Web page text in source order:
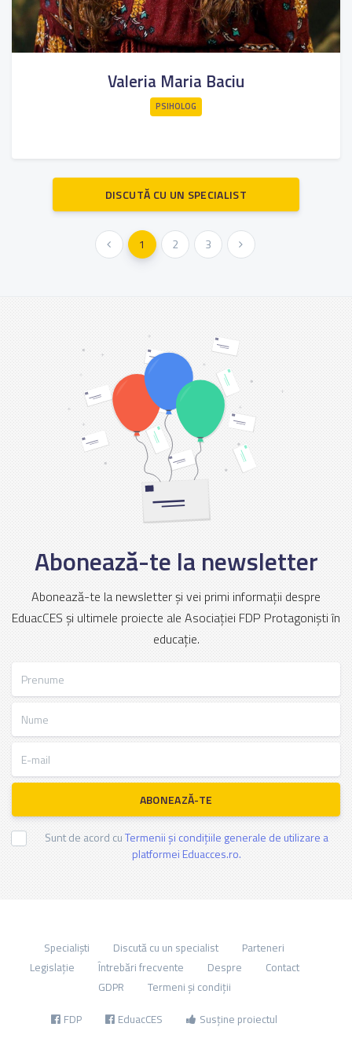
Valeria Maria Baciu
PSIHOLOG
DISCUTĂ CU UN SPECIALIST
« Anterioara1 2 3 Urmatoarea »
Abonează-te la newsletter
Abonează-te la newsletter și vei primi informații despre
EduacCES și ultimele proiecte ale Asociației FDP Protagoniști în
educație.
ABONEAZĂ-TE
Sunt de acord cuTermenii și condițiile generale de utilizare a
platformei Eduacces.ro.
Specialiști Discută cu un specialist
Parteneri
Legislație
Întrebări frecvente Despre
Contact
GDPR
Termeni și condiții
FDP EduacCES Susține proiectul